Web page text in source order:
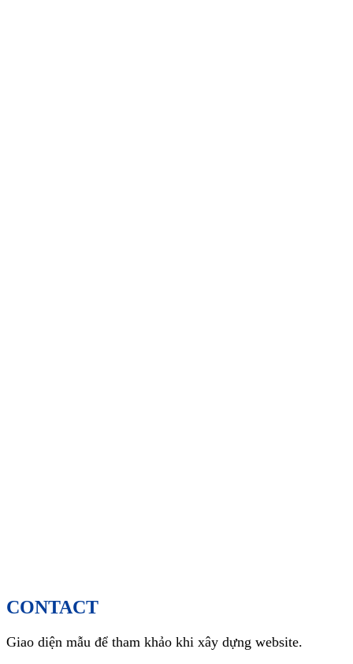
CONTACT
Giao diện mẫu để tham khảo khi xây dựng website.